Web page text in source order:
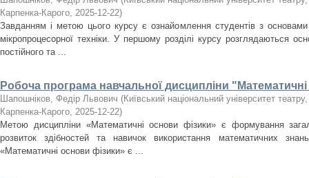
Карпенка-Карого, 2025-12-22)
Завданням і метою цього курсу є ознайомлення студентів з основами
мікропроцесорної техніки. У першому розділі курсу розглядаються
постійного та ...
Робоча програма навчальної дисципліни
Шапошніков, Федір Львович (Київський національний університет
Карпенка-Карого, 2025-12-22)
Метою дисципліни «Математичні основи фізики» є формування
розвиток здібностей та навичок використання математичних
«Математичні основи фізики» є ...